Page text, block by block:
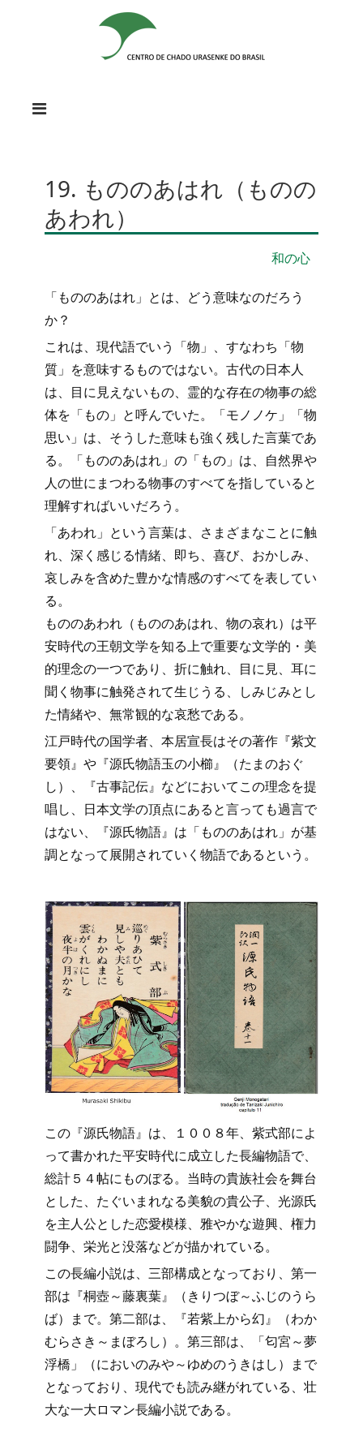
19. もののあはれ（ものの
あわれ）
和の心
「もののあはれ」とは、どう意味なのだろう
か？
これは、現代語でいう「物」、すなわち「物
質」を意味するものではない。古代の日本人
は、目に見えないもの、霊的な存在の物事の総
体を「もの」と呼んでいた。「モノノケ」「物
思い」は、そうした意味も強く残した言葉であ
る。「もののあはれ」の「もの」は、自然界や
人の世にまつわる物事のすべてを指していると
理解すればいいだろう。
「あわれ」という言葉は、さまざまなことに触
れ、深く感じる情緒、即ち、喜び、おかしみ、
哀しみを含めた豊かな情感のすべてを表してい
る。
もののあわれ（もののあはれ、物の哀れ）は平
安時代の王朝文学を知る上で重要な文学的・美
的理念の一つであり、折に触れ、目に見、耳に
聞く物事に触発されて生じうる、しみじみとし
た情緒や、無常観的な哀愁である。
江戸時代の国学者、本居宣長はその著作『紫文
要領』や『源氏物語玉の小櫛』（たまのおぐ
し）、『古事記伝』などにおいてこの理念を提
唱し、日本文学の頂点にあると言っても過言で
はない、『源氏物語』は「もののあはれ」が基
調となって展開されていく物語であるという。
この『源氏物語』は、１００８年、紫式部によ
って書かれた平安時代に成立した長編物語で、
総計５４帖にものぼる。当時の貴族社会を舞台
とした、たぐいまれなる美貌の貴公子、光源氏
を主人公とした恋愛模様、雅やかな遊興、権力
闘争、栄光と没落などが描かれている。
この長編小説は、三部構成となっており、第一
部は『桐壺～藤裏葉』（きりつぼ～ふじのうら
ば）まで。第二部は、『若紫上から幻』（わか
むらさき～まぼろし）。第三部は、「匂宮～夢
浮橋」（においのみや～ゆめのうきはし）まで
となっており、現代でも読み継がれている、壮
大な一大ロマン長編小説である。